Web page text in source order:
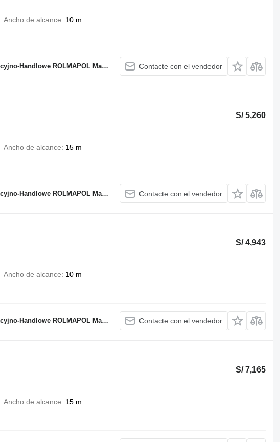
Ancho de alcance 10 m
ROLMAPOL Marcin Dziekan Contacte con el vendedor
S/ 5,260
Ancho de alcance 15 m
ROLMAPOL Marcin Dziekan Contacte con el vendedor
S/ 4,943
Ancho de alcance 10 m
ROLMAPOL Marcin Dziekan Contacte con el vendedor
S/ 7,165
Ancho de alcance 15 m